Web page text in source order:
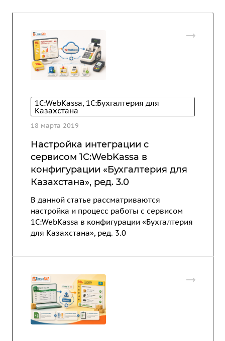
1C:WebKassa, 1С:Бухгалтерия для
Казахстана
18 марта 2019
Настройка интеграции с
сервисом 1С:WebKassa в
конфигурации «Бухгалтерия для
Казахстана», ред. 3.0
В данной статье рассматриваются
настройка и процесс работы с сервисом
1С:WebKassa в конфигурации «Бухгалтерия
для Казахстана», ред. 3.0